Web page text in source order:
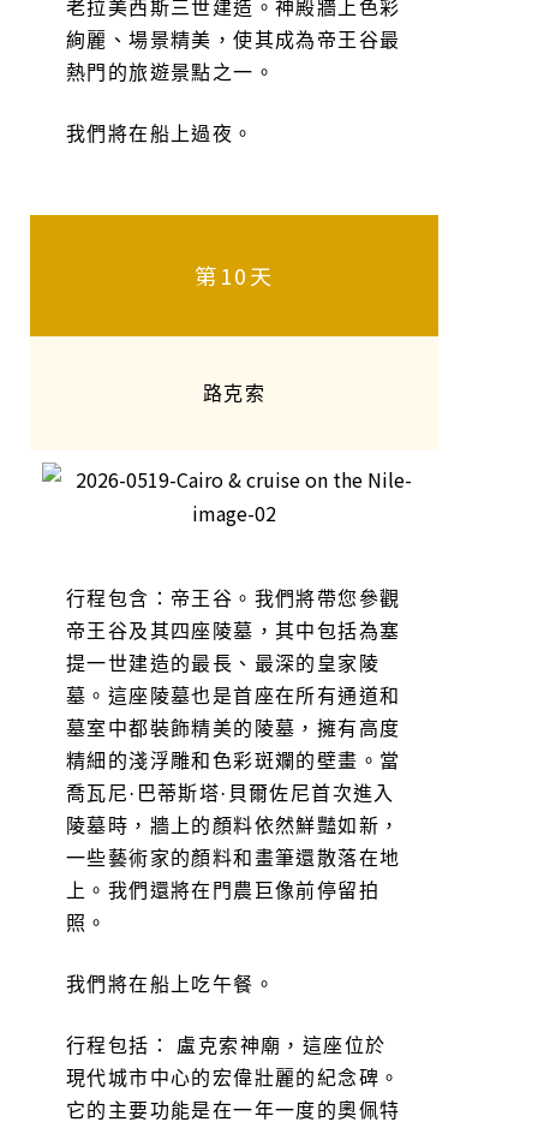
老拉美西斯三世建造。神殿牆上色彩
絢麗、場景精美，使其成為帝王谷最
熱門的旅遊景點之一。
我們將在船上過夜。
第10天
路克索
行程包含：帝王谷。我們將帶您參觀
帝王谷及其四座陵墓，其中包括為塞
提一世建造的最長、最深的皇家陵
墓。這座陵墓也是首座在所有通道和
墓室中都裝飾精美的陵墓，擁有高度
精細的淺浮雕和色彩斑斕的壁畫。當
喬瓦尼·巴蒂斯塔·貝爾佐尼首次進入
陵墓時，牆上的顏料依然鮮豔如新，
一些藝術家的顏料和畫筆還散落在地
上。我們還將在門農巨像前停留拍
照。
我們將在船上吃午餐。
行程包括： 盧克索神廟，這座位於
現代城市中心的宏偉壯麗的紀念碑。
它的主要功能是在一年一度的奧佩特